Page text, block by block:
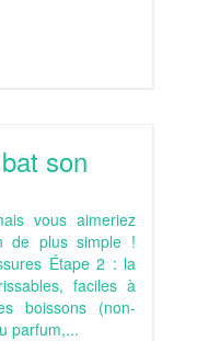
son
vous aimeriez
de plus simple !
Étape 2 : la
faciles à
boissons (non-
parfum,...